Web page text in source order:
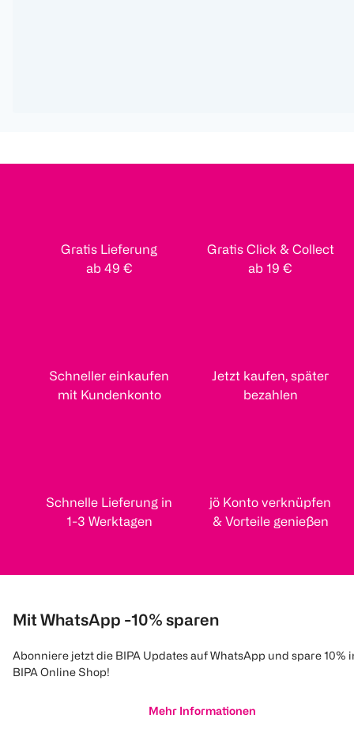
Gratis Lieferung
ab 49 €
Gratis Click & Collect
ab 19 €
Schneller einkaufen
mit Kundenkonto
Jetzt kaufen, später
bezahlen
Schnelle Lieferung in
1-3 Werktagen
jö Konto verknüpfen
& Vorteile genießen
Mit WhatsApp -10% sparen
Abonniere jetzt die BIPA Updates auf WhatsApp und spare 10%
BIPA Online Shop!
Mehr Informationen